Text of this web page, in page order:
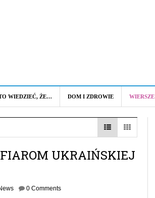
WIEDZIEĆ, ŻE… DOM I ZDROWIE WIERSZE
UKRAIŃSKIEJ
0 Comments